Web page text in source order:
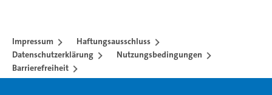
Impressum
Haftungsausschluss
Datenschutzerklärung
Nutzungsbedingungen
Barrierefreiheit